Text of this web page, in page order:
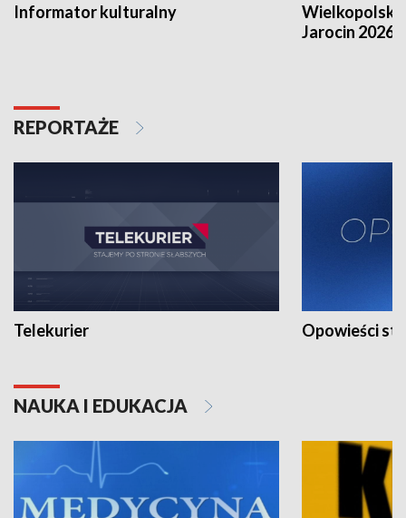
Informator kulturalny
Jarocin 2026
REPORTAŻE
Telekurier Opowieści
NAUKA I EDUKACJA